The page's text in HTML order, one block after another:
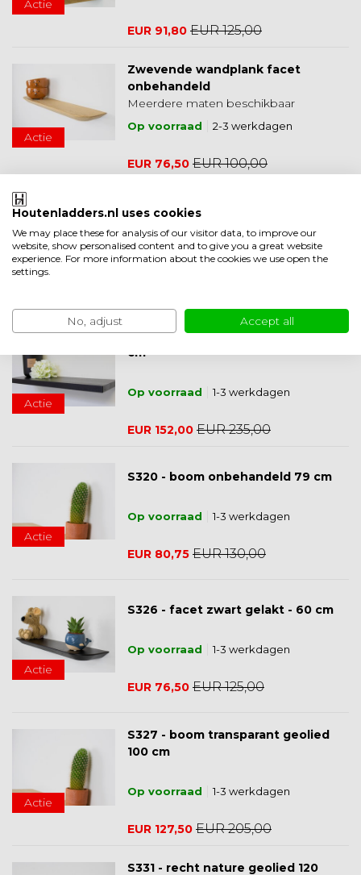
Actie
EUR 91,80 EUR 125,00
Actie
Zwevende wandplank facet
onbehandeld
Meerdere maten beschikbaar
Op voorraad 2-3 werkdagen
EUR 76,50 EUR 100,00
Actie
120 cm
Op voorraad 1-3 werkdagen
Actie
SR24 - recht zwart gelakt - 180
cm
Op voorraad 1-3 werkdagen
EUR 152,00 EUR 235,00
Actie
S320 - boom onbehandeld 79 cm
Op voorraad 1-3 werkdagen
EUR 80,75 EUR 130,00
Actie
S326 - facet zwart gelakt - 60 cm
Op voorraad 1-3 werkdagen
EUR 76,50 EUR 125,00
Actie
S327 - boom transparant geolied
100 cm
Op voorraad 1-3 werkdagen
EUR 127,50 EUR 205,00
S331 - recht nature geolied 120
Houtenladders.nl uses cookies
We may place these for analysis of our visitor data, to improve our
website, show personalised content and to give you a great website
experience. For more information about the cookies we use open the
settings.
No, adjust Accept all